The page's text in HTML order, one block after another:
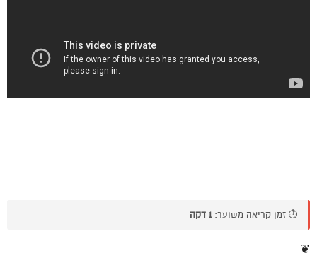
⏱️ זמן קריאה משוער: 1 דקה
❦